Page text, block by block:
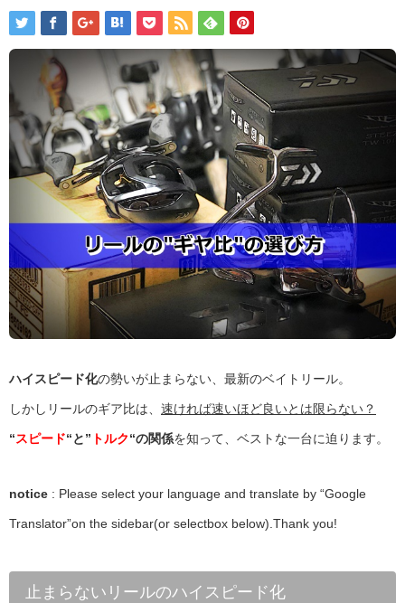
ハイスピード化の勢いが止まらない、最新のベイトリール。
しかしリールのギア比は、 速ければ速いほど良いとは限らない？
“スピード“と” トルク“の関係を知って、ベストな一台に迫ります。
notice : Please select your language and translate by “Google
Translator”on the sidebar(or selectbox below).Thank you!
止まらないリールのハイスピード化